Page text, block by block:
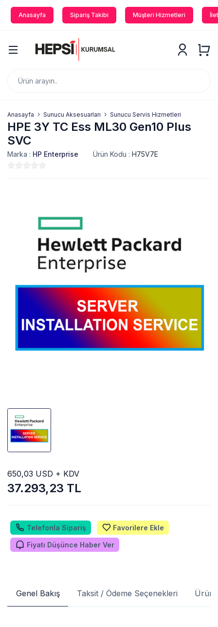
Anasayfa Sipariş Takibi Müşteri Hizmetleri
Anasayfa Sunucu Aksesuarları Sunucu Servis Hizmetleri
HPE 3Y TC Ess ML30 Gen10 Plus
SVC
Marka : HP Enterprise Ürün Kodu : H75V7E
37.293,23 TL
650,03 USD + KDV
Telefonla Sipariş Favorilere Ekle
Fiyatı Düşünce Haber Ver
Genel Bakış Taksit / Ödeme Seçenekleri Ürün